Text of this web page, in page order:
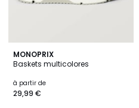
MONOPRIX
Baskets multicolores
à partir de
29,99 €